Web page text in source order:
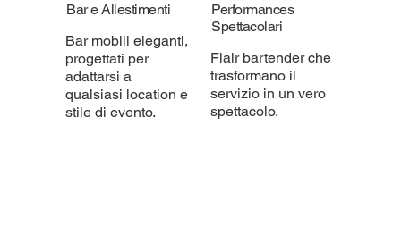
Bar e Allestimenti
Bar mobili eleganti,
progettati per
adattarsi a
qualsiasi location e
stile di evento.
Performances
Spettacolari
Flair bartender che
trasformano il
servizio in un vero
spettacolo.